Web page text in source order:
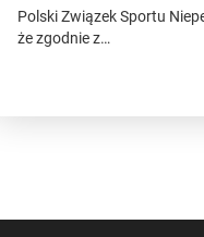
Polski Związek Sportu
że zgodnie z…